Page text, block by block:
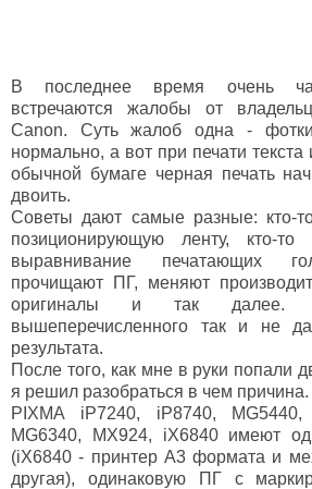
В последнее время очень
встречаются жалобы от
Canon. Суть жалоб одна - фотки
нормально, а вот при печати
обычной бумаге черная печать
двоить.
Советы дают самые разные: кто-
позиционирующую ленту, кто-
выравнивание печатающих
прочищают ПГ, меняют
оригиналы и так
вышеперечисленного так и не
результата.
После того, как мне в руки попали
я решил разобраться в чем причина.
PIXMA iP7240, iP8740, MG5440,
MG6340, MX924, iX6840 имеют
(iX6840 - принтер А3 формата и
другая), одинаковую ПГ с